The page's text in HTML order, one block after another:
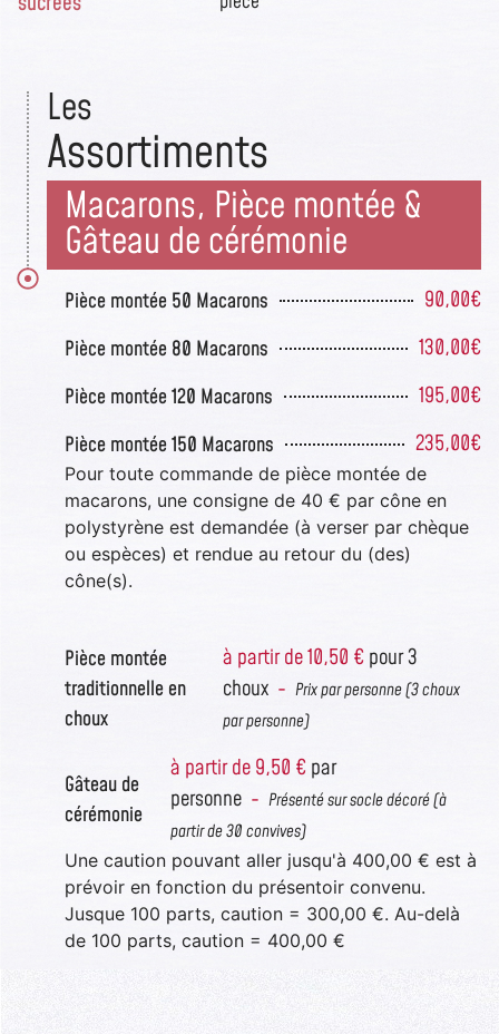
Les
Assortiments
Macarons, Pièce montée &
Gâteau de cérémonie
Pièce montée 50 Macarons 90,00€
Pièce montée 80 Macarons 130,00€
Pièce montée 120 Macarons 195,00€
Pièce montée 150 Macarons 235,00€
Pour toute commande de pièce montée de
macarons, une consigne de 40 € par cône en
polystyrène est demandée (à verser par chèque
ou espèces) et rendue au retour du (des)
cône(s).
Pièce montée
traditionnelle en
choux
à partir de 10,50 €pour 3
choux- Prix par personne (3 choux
par personne)
Gâteau de
cérémonie
à partir de 9,50 €par
personne- Présenté sur socle décoré (à
partir de 30 convives)
Une caution pouvant aller jusqu'à 400,00 € est à
prévoir en fonction du présentoir convenu.
Jusque 100 parts, caution = 300,00 €. Au-delà
de 100 parts, caution = 400,00 €